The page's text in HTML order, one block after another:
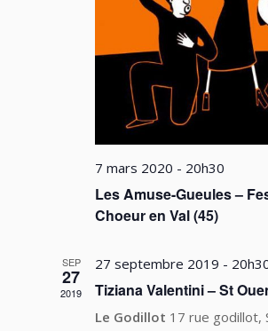
7 mars 2020 - 20h30
Les Amuse-Gueules –
Choeur en Val (45)
SEP
27
2019
27 septembre 2019 -
Tiziana Valentini – St
Le Godillot 17 rue godillot,